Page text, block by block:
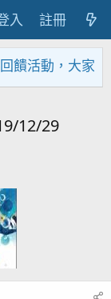
入 註冊
動，大家趕緊來
12/29